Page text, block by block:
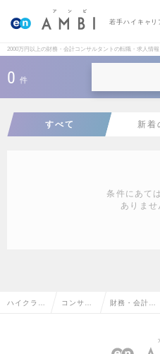
若手ハイキャリ
2000万円以上の財務・会計コンサルタントの転職・求人情報
0 件
すべて 新着
条件にあて
ありませ
ハイクラス コンサル 財務・会計コ